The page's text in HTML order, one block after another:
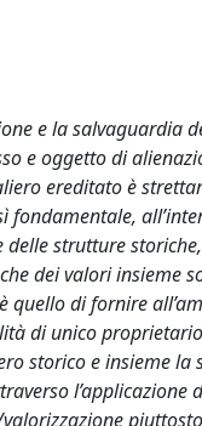
e la salvaguardia
e oggetto di
ereditato è
strutture
dei valori insieme
quello di fornire
di unico
storico e insieme